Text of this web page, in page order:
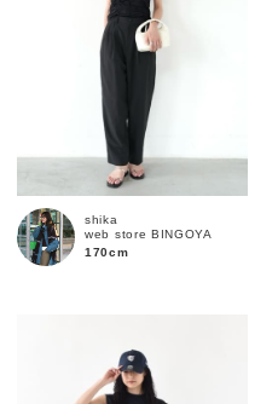
KIDS
shika
web store BINGOYA
170cm